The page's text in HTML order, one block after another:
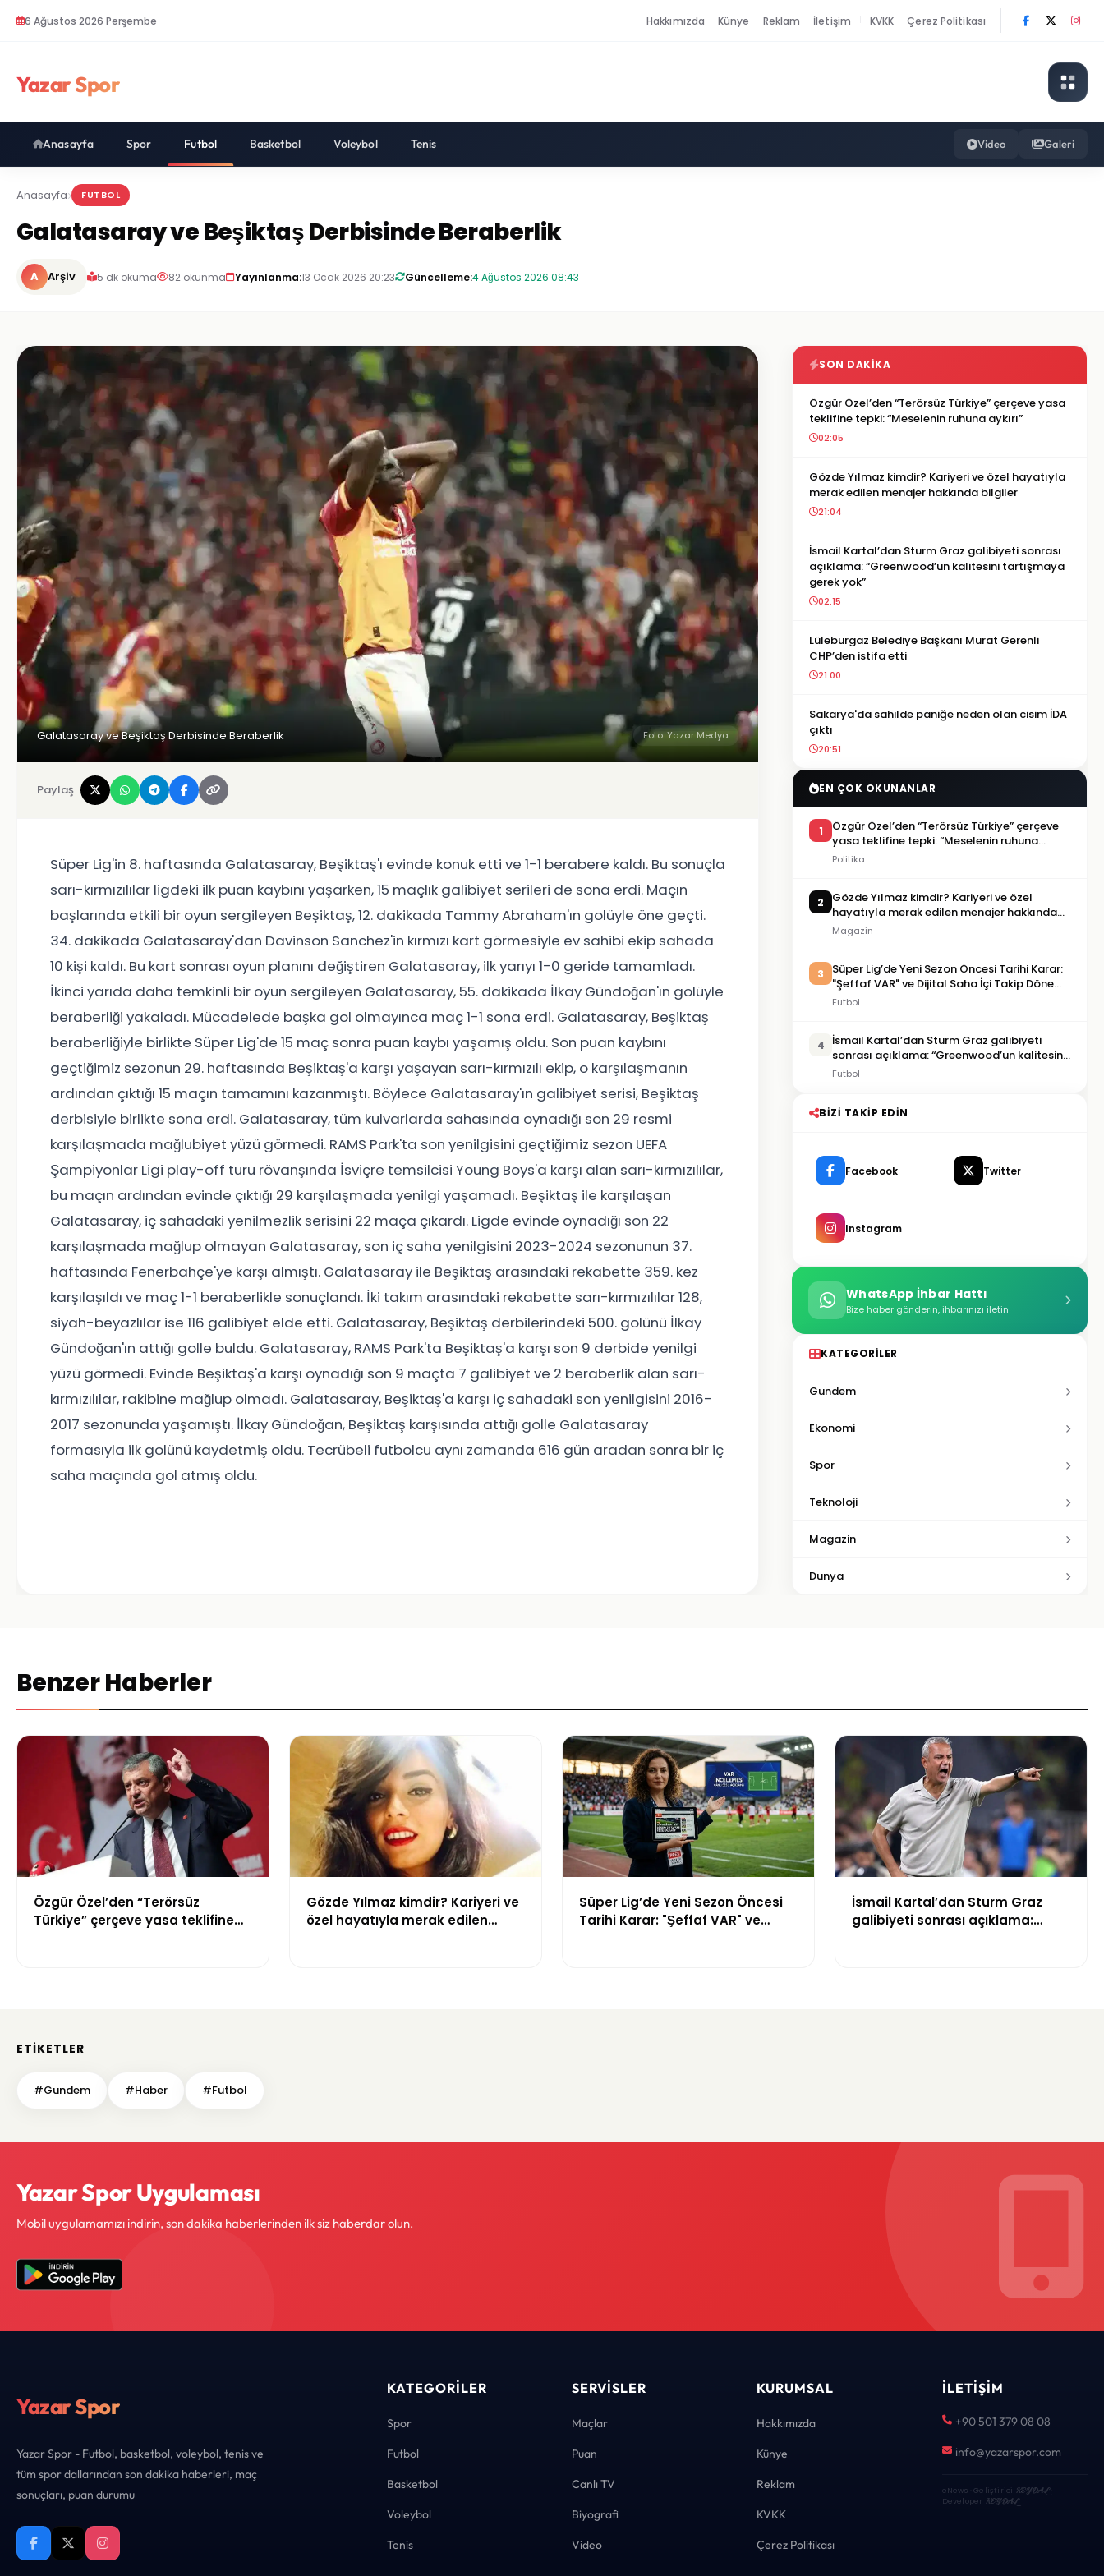
6 Ağustos 2026 Perşembe Hakkımızda Künye Reklam İletişim KVKK Çerez Politikası
Yazar Spor
Anasayfa Spor Futbol Basketbol Voleybol Tenis Video Galeri
Anasayfa FUTBOL
Galatasaray ve Beşiktaş Derbisinde Beraberlik
A Arşiv 5 dk okuma 82 okunma Yayınlanma:13 Ocak 2026 20:23 Güncelleme:4 Ağustos 2026 08:43
Galatasaray ve Beşiktaş Derbisinde Beraberlik Foto: Yazar Medya
Paylaş
Süper Lig'in 8. haftasında Galatasaray, Beşiktaş'ı evinde konuk etti ve 1-1 berabere kaldı. Bu sonuçla
sarı-kırmızılılar ligdeki ilk puan kaybını yaşarken, 15 maçlık galibiyet serileri de sona erdi. Maçın
başlarında etkili bir oyun sergileyen Beşiktaş, 12. dakikada Tammy Abraham'ın golüyle öne geçti.
34. dakikada Galatasaray'dan Davinson Sanchez'in kırmızı kart görmesiyle ev sahibi ekip sahada
10 kişi kaldı. Bu kart sonrası oyun planını değiştiren Galatasaray, ilk yarıyı 1-0 geride tamamladı.
İkinci yarıda daha temkinli bir oyun sergileyen Galatasaray, 55. dakikada İlkay Gündoğan'ın golüyle
beraberliği yakaladı. Mücadelede başka gol olmayınca maç 1-1 sona erdi. Galatasaray, Beşiktaş
beraberliğiyle birlikte Süper Lig'de 15 maç sonra puan kaybı yaşamış oldu. Son puan kaybını
geçtiğimiz sezonun 29. haftasında Beşiktaş'a karşı yaşayan sarı-kırmızılı ekip, o karşılaşmanın
ardından çıktığı 15 maçın tamamını kazanmıştı. Böylece Galatasaray'ın galibiyet serisi, Beşiktaş
derbisiyle birlikte sona erdi. Galatasaray, tüm kulvarlarda sahasında oynadığı son 29 resmi
karşılaşmada mağlubiyet yüzü görmedi. RAMS Park'ta son yenilgisini geçtiğimiz sezon UEFA
Şampiyonlar Ligi play-off turu rövanşında İsviçre temsilcisi Young Boys'a karşı alan sarı-kırmızılılar,
bu maçın ardından evinde çıktığı 29 karşılaşmada yenilgi yaşamadı. Beşiktaş ile karşılaşan
Galatasaray, iç sahadaki yenilmezlik serisini 22 maça çıkardı. Ligde evinde oynadığı son 22
karşılaşmada mağlup olmayan Galatasaray, son iç saha yenilgisini 2023-2024 sezonunun 37.
haftasında Fenerbahçe'ye karşı almıştı. Galatasaray ile Beşiktaş arasındaki rekabette 359. kez
karşılaşıldı ve maç 1-1 beraberlikle sonuçlandı. İki takım arasındaki rekabette sarı-kırmızılılar 128,
siyah-beyazlılar ise 116 galibiyet elde etti. Galatasaray, Beşiktaş derbilerindeki 500. golünü İlkay
Gündoğan'ın attığı golle buldu. Galatasaray, RAMS Park'ta Beşiktaş'a karşı son 9 derbide yenilgi
yüzü görmedi. Evinde Beşiktaş'a karşı oynadığı son 9 maçta 7 galibiyet ve 2 beraberlik alan sarı-
kırmızılılar, rakibine mağlup olmadı. Galatasaray, Beşiktaş'a karşı iç sahadaki son yenilgisini 2016-
2017 sezonunda yaşamıştı. İlkay Gündoğan, Beşiktaş karşısında attığı golle Galatasaray
formasıyla ilk golünü kaydetmiş oldu. Tecrübeli futbolcu aynı zamanda 616 gün aradan sonra bir iç
saha maçında gol atmış oldu.
SON DAKIKA
Özgür Özel’den “Terörsüz Türkiye” çerçeve yasa
teklifine tepki: “Meselenin ruhuna aykırı”
02:05
Gözde Yılmaz kimdir? Kariyeri ve özel hayatıyla
merak edilen menajer hakkında bilgiler
21:04
İsmail Kartal’dan Sturm Graz galibiyeti sonrası
açıklama: “Greenwood’un kalitesini tartışmaya
gerek yok”
02:15
Lüleburgaz Belediye Başkanı Murat Gerenli
CHP’den istifa etti
21:00
Sakarya'da sahilde paniğe neden olan cisim İDA
çıktı
20:51
EN ÇOK OKUNANLAR
1
Özgür Özel’den “Terörsüz Türkiye” çerçeve
yasa teklifine tepki: “Meselenin ruhuna
aykırı”
Politika
2
Gözde Yılmaz kimdir? Kariyeri ve özel
hayatıyla merak edilen menajer hakkında
bilgiler
Magazin
3
Süper Lig’de Yeni Sezon Öncesi Tarihi Karar:
"Şeffaf VAR" ve Dijital Saha İçi Takip Dönemi
Başlıyor!
Futbol
4
İsmail Kartal’dan Sturm Graz galibiyeti
sonrası açıklama: “Greenwood’un kalitesini
tartışmaya gerek yok”
Futbol
BIZI TAKIP EDIN
Facebook Twitter
Instagram
WhatsApp İhbar Hattı
Bize haber gönderin, ihbarınızı iletin
KATEGORILER
Gundem
Ekonomi
Spor
Teknoloji
Magazin
Dunya
Benzer Haberler
Özgür Özel’den “Terörsüz
Türkiye” çerçeve yasa teklifine
Gözde Yılmaz kimdir? Kariyeri ve
özel hayatıyla merak edilen
Süper Lig’de Yeni Sezon Öncesi
Tarihi Karar: "Şeffaf VAR" ve
İsmail Kartal’dan Sturm Graz
galibiyeti sonrası açıklama:
ETIKETLER
#Gundem #Haber #Futbol
Yazar Spor Uygulaması
Mobil uygulamamızı indirin, son dakika haberlerinden ilk siz haberdar olun.
Yazar Spor
Yazar Spor - Futbol, basketbol, voleybol, tenis ve
tüm spor dallarından son dakika haberleri, maç
sonuçları, puan durumu
KATEGORILER
Spor
Futbol
Basketbol
Voleybol
Tenis
SERVISLER
Maçlar
Puan
Canlı TV
Biyografi
Video
KURUMSAL
Hakkımızda
Künye
Reklam
KVKK
Çerez Politikası
İLETIŞIM
+90 501 379 08 08
info@yazarspor.com
eNews · Geliştirici KEYDAL·
Developer KEYDAL